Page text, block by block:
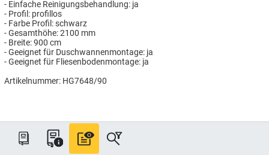
- Einfache Reinigungsbehandlung: ja
- Profil: profillos
- Farbe Profil: schwarz
- Gesamthöhe: 2100 mm
- Breite: 900 cm
- Geeignet für Duschwannenmontage: ja
- Geeignet für Fliesenbodenmontage: ja
Artikelnummer: HG7648/90